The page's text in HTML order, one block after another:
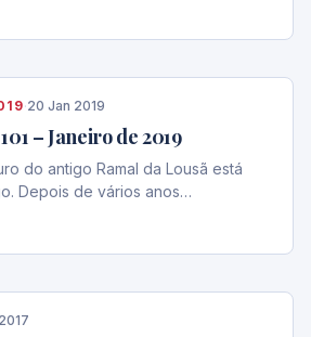
·20 Jan 2019
– Janeiro de 2019
do antigo Ramal da Lousã está
Depois de vários anos…